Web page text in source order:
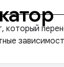
который